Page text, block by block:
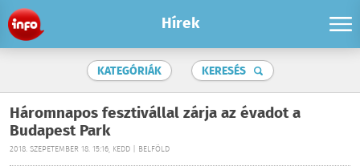
Hírek
KATEGÓRIÁK KERESÉS
Háromnapos fesztivállal zárja az évadot a
Budapest Park
2018. SZEPETEMBER 18. 15:16, KEDD | BELFÖLD